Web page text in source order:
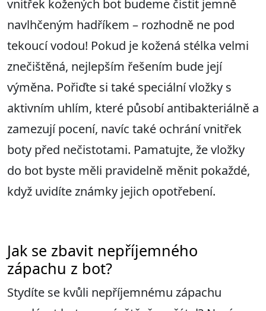
vnitřek kožených bot budeme čistit jemně
navlhčeným hadříkem – rozhodně ne pod
tekoucí vodou! Pokud je kožená stélka velmi
znečištěná, nejlepším řešením bude její
výměna. Pořiďte si také speciální vložky s
aktivním uhlím, které působí antibakteriálně a
zamezují pocení, navíc také ochrání vnitřek
boty před nečistotami. Pamatujte, že vložky
do bot byste měli pravidelně měnit pokaždé,
když uvidíte známky jejich opotřebení.
Jak se zbavit nepříjemného
zápachu z bot?
Stydíte se kvůli nepříjemnému zápachu